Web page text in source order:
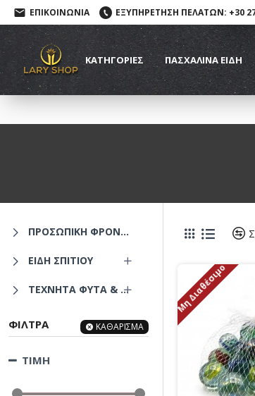
ΕΠΙΚΟΙΝΩΝΙΑ ΕΞΥΠΗΡΕΤΗΣΗ ΠΕΛΑΤΩΝ: +30
ΚΑΤΗΓΟΡΙΕΣ ΠΑΣΧΑΛΙΝΆ ΕΊΔΗ
ΠΡΟΣΩΠΙΚΗ ΦΡΟΝΤΙΔΑ
ΕΙΔΗ ΣΠΙΤΙΟΥ
ΤΕΧΝΗΤΑ ΦΥΤΑ & ΑΝΘΗ
ΦΙΛΤΡΑ ΚΑΘΑΡΙΣΜΑ
ΤΙΜΗ
Μη Διαθέσιμο